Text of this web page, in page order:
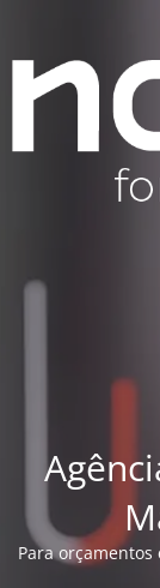
Para